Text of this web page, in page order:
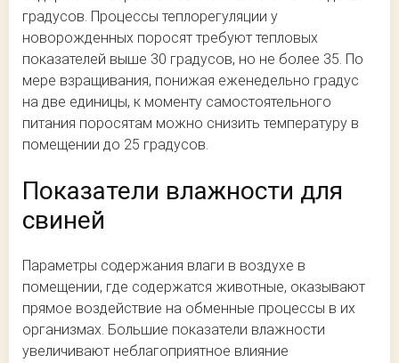
градусов. Процессы теплорегуляции у
новорожденных поросят требуют тепловых
показателей выше 30 градусов, но не более 35. По
мере взращивания, понижая еженедельно градус
на две единицы, к моменту самостоятельного
питания поросятам можно снизить температуру в
помещении до 25 градусов.
Показатели влажности для
свиней
Параметры содержания влаги в воздухе в
помещении, где содержатся животные, оказывают
прямое воздействие на обменные процессы в их
организмах. Большие показатели влажности
увеличивают неблагоприятное влияние